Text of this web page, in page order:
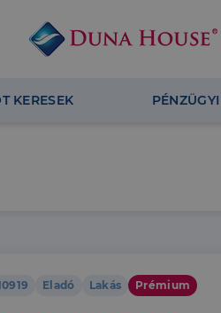
KERESEK
Eladó Lakás Prémium